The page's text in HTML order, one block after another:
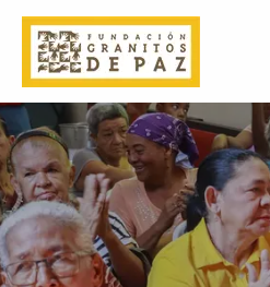
contenido